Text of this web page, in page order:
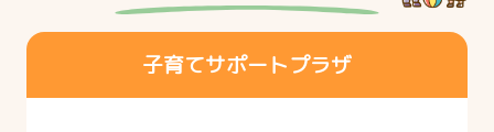
子育てサポートプラザ